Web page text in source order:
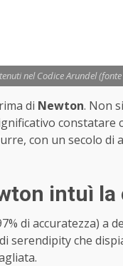
nel Codice Arundel
di Newton. Non
constatare
con un secolo di
intuì
di accuratezza) a
serendipity che